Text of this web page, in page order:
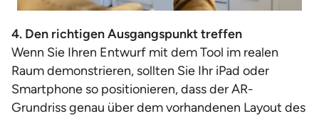
4. Den richtigen Ausgangspunkt treffen
Wenn Sie Ihren Entwurf mit dem Tool im realen
Raum demonstrieren, sollten Sie Ihr iPad oder
Smartphone so positionieren, dass der AR-
Grundriss genau über dem vorhandenen Layout des